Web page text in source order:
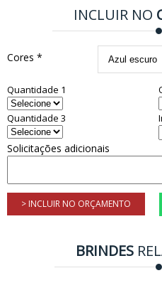
INCLUIR NO
Cores *
Quantidade 1
Quantidade 3
Solicitações adicionais
> INCLUIR NO ORÇAMENTO
BRINDES